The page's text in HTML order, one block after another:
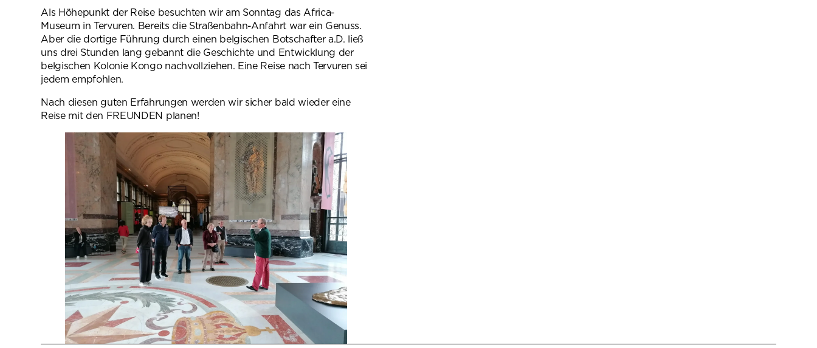
Als Höhepunkt der Reise besuchten wir am Sonntag das Africa-
Museum in Tervuren. Bereits die Straßenbahn-Anfahrt war ein Genuss.
Aber die dortige Führung durch einen belgischen Botschafter a.D. ließ
uns drei Stunden lang gebannt die Geschichte und Entwicklung der
belgischen Kolonie Kongo nachvollziehen. Eine Reise nach Tervuren sei
jedem empfohlen.
Nach diesen guten Erfahrungen werden wir sicher bald wieder eine
Reise mit den FREUNDEN planen!